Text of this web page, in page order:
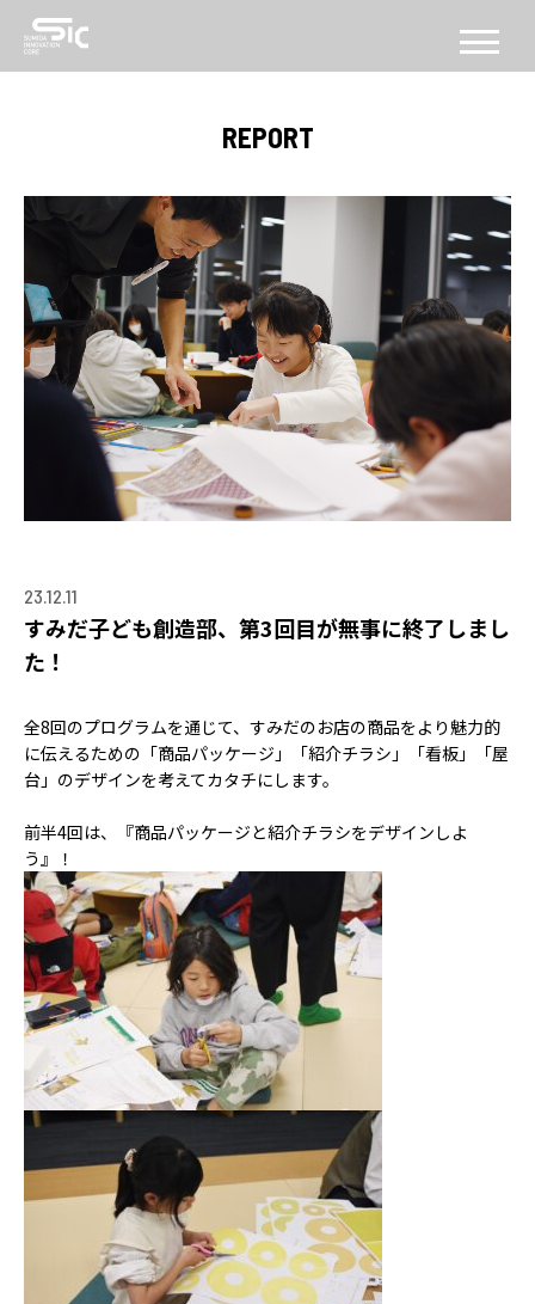
CONCEPT
コンセプト
ABOUT
SICについて
FACILITY
施設
SERVICE
PROGRAM
機能・プログラム
アクセラレーション
MEMBER
会員
パートナー
EVENT
イベント
REPORT
プロジェクト・
活動紹介
ACCESS
REPORT
23.12.11
すみだ子ども創造部、第3回目が無事に終了しまし
た！
全8回のプログラムを通じて、すみだのお店の商品をより魅力的
に伝えるための「商品パッケージ」「紹介チラシ」「看板」「屋
台」のデザインを考えてカタチにします。
前半4回は、『商品パッケージと紹介チラシをデザインしよ
う』！